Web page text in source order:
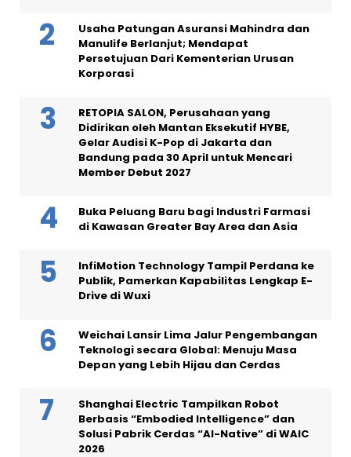
Usaha Patungan Asuransi Mahindra dan
Manulife Berlanjut; Mendapat
Persetujuan Dari Kementerian Urusan
Korporasi
RETOPIA SALON, Perusahaan yang
Didirikan oleh Mantan Eksekutif HYBE,
Gelar Audisi K-Pop di Jakarta dan
Bandung pada 30 April untuk Mencari
Member Debut 2027
Buka Peluang Baru bagi Industri Farmasi
di Kawasan Greater Bay Area dan Asia
InfiMotion Technology Tampil Perdana ke
Publik, Pamerkan Kapabilitas Lengkap E-
Drive di Wuxi
Weichai Lansir Lima Jalur Pengembangan
Teknologi secara Global: Menuju Masa
Depan yang Lebih Hijau dan Cerdas
Shanghai Electric Tampilkan Robot
Berbasis “Embodied Intelligence” dan
Solusi Pabrik Cerdas “AI-Native” di WAIC
2026